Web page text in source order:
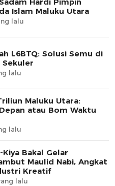
Islam Maluku Utara
lalu
L6BTQ: Solusi Semu di
Sekuler
lalu
Maluku Utara:
atau Bom Waktu
lalu
Bakal Gelar
Maulid Nabi, Angkat
Kreatif
lalu